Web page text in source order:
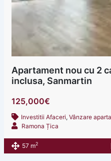
Apartament nou cu 2
inclusa, Sanmartin
125,000€
Investitii Afaceri, Vânzare
Ramona Țica
57 m2